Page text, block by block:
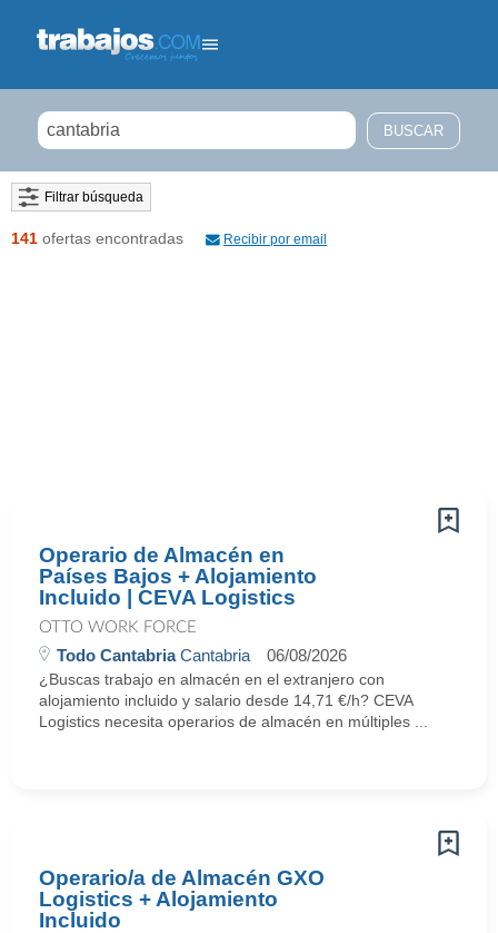
Filtrar búsqueda
141 ofertas encontradas Recibir por email
Operario de Almacén en
Países Bajos + Alojamiento
Incluido | CEVA Logistics
OTTO WORK FORCE
Todo CantabriaCantabria 06/08/2026
¿Buscas trabajo en almacén en el extranjero con
alojamiento incluido y salario desde 14,71 €/h? CEVA
Logistics necesita operarios de almacén en múltiples ...
Operario/a de Almacén GXO
Logistics + Alojamiento
Incluido